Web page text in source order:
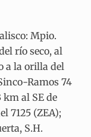
Mpio.
río seco, al
a la orilla del
Ramos 74
km al SE de
7125 (ZEA);
S.H.